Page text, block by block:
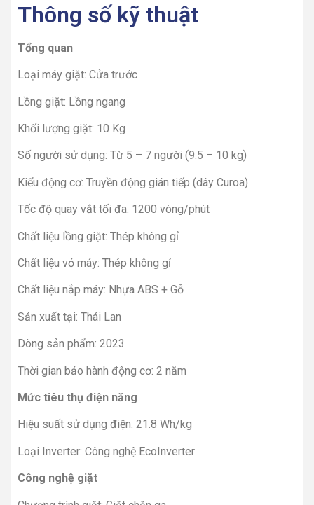
Thông số kỹ thuật
Tổng quan
Loại máy giặt: Cửa trước
Lồng giặt: Lồng ngang
Khối lượng giặt: 10 Kg
Số người sử dụng: Từ 5 – 7 người (9.5 – 10 kg)
Kiểu động cơ: Truyền động gián tiếp (dây Curoa)
Tốc độ quay vắt tối đa: 1200 vòng/phút
Chất liệu lồng giặt: Thép không gỉ
Chất liệu vỏ máy: Thép không gỉ
Chất liệu nắp máy: Nhựa ABS + Gỗ
Sản xuất tại: Thái Lan
Dòng sản phẩm: 2023
Thời gian bảo hành động cơ: 2 năm
Mức tiêu thụ điện năng
Hiệu suất sử dụng điện: 21.8 Wh/kg
Loại Inverter: Công nghệ EcoInverter
Công nghệ giặt